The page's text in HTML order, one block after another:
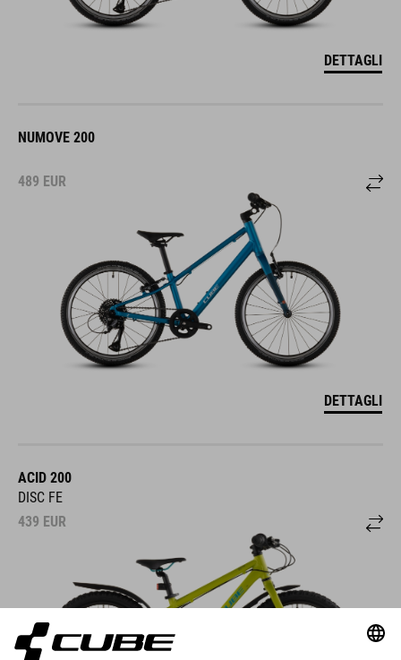
DETTAGLI
NUMOVE 200
489 EUR
DETTAGLI
ACID 200
DISC FE
439 EUR